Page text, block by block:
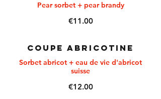
Pear sorbet + pear brandy
€11.00
COUPE ABRICOTINE
Sorbet abricot + eau de vie d'abricot
suisse
€12.00